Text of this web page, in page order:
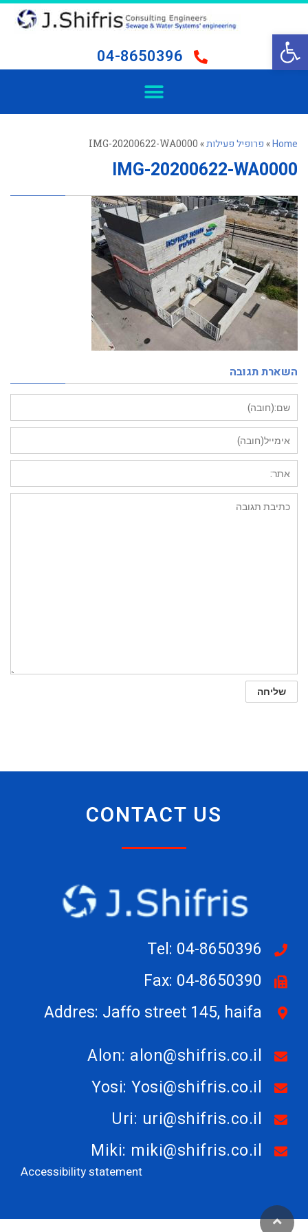
פתח סרגל נגישות 04-8650396
Home
» פרופיל פעילות»
IMG-20200622-WA0000
IMG-20200622-WA0000
השארת תגובה
CONTACT US
Tel: 04-8650396
Fax: 04-8650390
Addres: Jaffo street 145, haifa
Alon: alon@shifris.co.il
Yosi: Yosi@shifris.co.il
Uri: uri@shifris.co.il
Miki: miki@shifris.co.il
Accessibility statement
גלילה